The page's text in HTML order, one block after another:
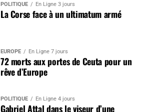
POLITIQUE En Ligne 3 jours
La Corse face à un ultimatum armé
EUROPE En Ligne 7 jours
72 morts aux portes de Ceuta pour un
rêve d’Europe
POLITIQUE En Ligne 4 jours
Gabriel Attal dans le viseur d’une